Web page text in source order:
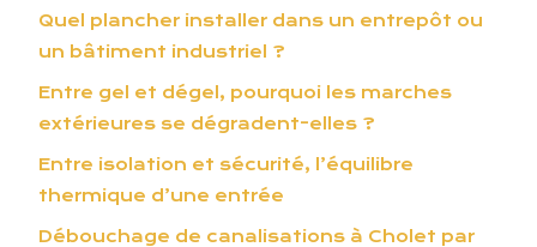
Quel plancher installer dans un entrepôt ou
un bâtiment industriel ?
Entre gel et dégel, pourquoi les marches
extérieures se dégradent-elles ?
Entre isolation et sécurité, l’équilibre
thermique d’une entrée
Débouchage de canalisations à Cholet par